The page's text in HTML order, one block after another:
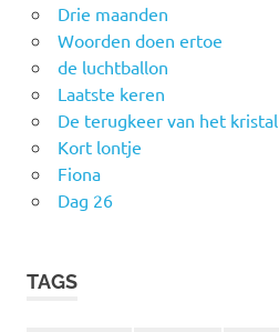
Drie maanden
Woorden doen ertoe
de luchtballon
Laatste keren
De terugkeer van het kristal
Kort lontje
Fiona
Dag 26
TAGS